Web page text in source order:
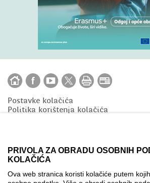
PRIVOLA ZA OBRADU OSOBNIH
KOLAČIĆA
Ova web stranica koristi kolačiće putem
Postavke kolačića
Politika korištenja kolačića
Copyright © 2020 AMPEU